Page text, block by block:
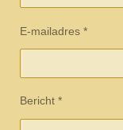
E-mailadres *
Bericht *